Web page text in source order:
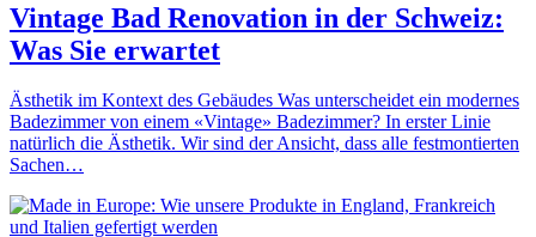
Vintage Bad Renovation in der Schweiz:
Was Sie erwartet
Ästhetik im Kontext des Gebäudes Was unterscheidet ein modernes
Badezimmer von einem «Vintage» Badezimmer? In erster Linie
natürlich die Ästhetik. Wir sind der Ansicht, dass alle festmontierten
Sachen…